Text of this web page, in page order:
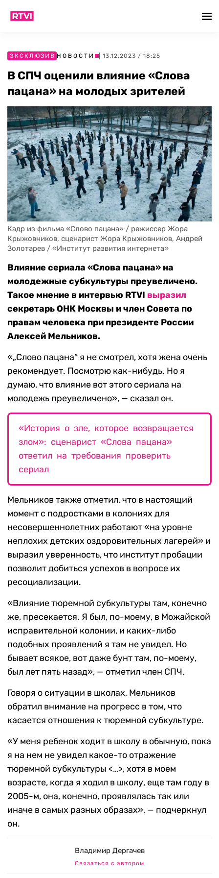
ЭКСКЛЮЗИВ НОВОСТИ | 13.12.2023 / 18:25
В СПЧ оценили влияние «Слова
пацана» на молодых зрителей
Кадр из фильма «Слово пацана» / режиссер Жора
Крыжовников, сценарист Жора Крыжовников, Андрей
Золотарев / «Институт развития интернета»
Влияние сериала «Слова пацана» на
молодежные субкультуры преувеличено.
Такое мнение в интервью RTVI выразил
секретарь ОНК Москвы и член Совета по
правам человека при президенте России
Алексей Мельников.
«„Слово пацана“ я не смотрел, хотя жена очень
рекомендует. Посмотрю как-нибудь. Но я
думаю, что влияние вот этого сериала на
молодежь преувеличено», — сказал он.
«История о зле, которое возвращается
злом»: сценарист «Слова пацана»
ответил на требования проверить
сериал
Мельников также отметил, что в настоящий
момент с подростками в колониях для
несовершеннолетних работают «на уровне
неплохих детских оздоровительных лагерей» и
выразил уверенность, что институт пробации
позволит добиться успехов в вопросе их
ресоциализации.
«Влияние тюремной субкультуры там, конечно
же, пресекается. Я был, по-моему, в Можайской
исправительной колонии, и каких-либо
подобных проявлений я там не увидел. Но
бывает всякое, вот даже бунт там, по-моему,
был лет пять назад», — отметил член СПЧ.
Говоря о ситуации в школах, Мельников
обратил внимание на прогресс в том, что
касается отношения к тюремной субкультуре.
«У меня ребенок ходит в школу в обычную, пока
я на нем не увидел какое-то отражение
тюремной субкультуры <…>, хотя в моем
возрасте, когда я ходил в школу, еще там году в
2005-м, она, конечно, проявлялась так или
иначе в самых разных образах», — подчеркнул
он.
Владимир Дергачев
Связаться с автором